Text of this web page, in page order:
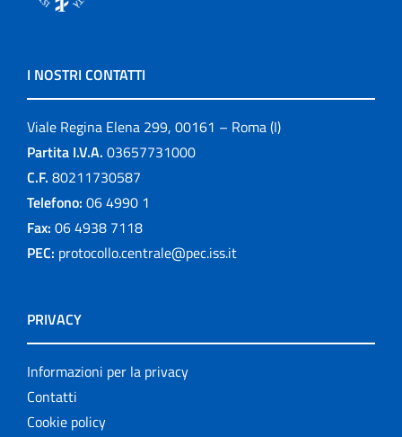
I NOSTRI CONTATTI
Viale Regina Elena 299, 00161 – Roma (I)
Partita I.V.A. 03657731000
C.F. 80211730587
Telefono: 06 4990 1
Fax: 06 4938 7118
PEC: protocollo.centrale@pec.iss.it
PRIVACY
Informazioni per la privacy
Contatti
Cookie policy